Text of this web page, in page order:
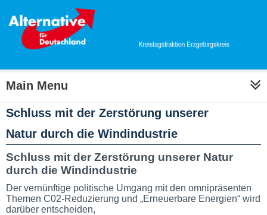
Main Menu
Schluss mit der Zerstörung unserer
Natur durch die Windindustrie
Schluss mit der Zerstörung unserer Natur
durch die Windindustrie
Der vernünftige politische Umgang mit den omnipräsenten
Themen C02-Reduzierung und „Erneuerbare Energien“ wird
darüber entscheiden,